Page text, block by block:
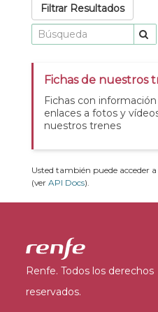
Filtrar Resultados
Fichas de nuestros
Fichas con
enlaces a fotos y
nuestros trenes
Usted también puede acceder
(ver API Docs).
Renfe. Todos los derechos
reservados.